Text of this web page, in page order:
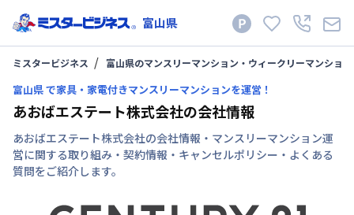
富山県
ミスタービジネス 富山県のマンスリーマンション・ウィークリーマンション
富山県 で家具・家電付きマンスリーマンションを運営！
あおばエステート株式会社の会社情報
あおばエステート株式会社の会社情報・マンスリーマンション運
営に関する取り組み・契約情報・キャンセルポリシー・よくある
質問をご紹介します。